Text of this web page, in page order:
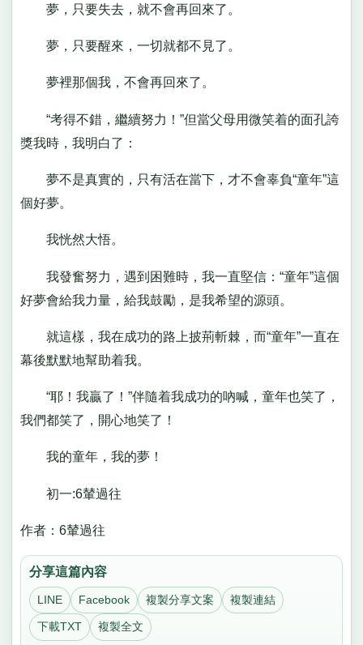
夢，只要失去，就不會再回來了。
夢，只要醒來，一切就都不見了。
夢裡那個我，不會再回來了。
“考得不錯，繼續努力！”但當父母用微笑着的面孔誇
獎我時，我明白了：
夢不是真實的，只有活在當下，才不會辜負“童年”這
個好夢。
我恍然大悟。
我發奮努力，遇到困難時，我一直堅信：“童年”這個
好夢會給我力量，給我鼓勵，是我希望的源頭。
就這樣，我在成功的路上披荊斬棘，而“童年”一直在
幕後默默地幫助着我。
“耶！我贏了！”伴隨着我成功的吶喊，童年也笑了，
我們都笑了，開心地笑了！
我的童年，我的夢！
初一:6輦過往
作者：6輦過往
分享這篇內容
LINE Facebook 複製分享文案 複製連結
下載TXT 複製全文